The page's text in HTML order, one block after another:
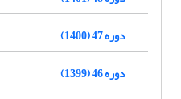
دوره 47 (1400)
دوره 46 (1399)